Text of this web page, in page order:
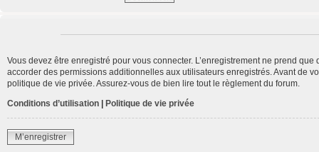
Vous devez être enregistré pour vous connecter. L’enregistrement ne prend
accorder des permissions additionnelles aux utilisateurs enregistrés. Avant de
politique de vie privée. Assurez-vous de bien lire tout le règlement du forum.
Conditions d’utilisation
Politique de vie privée
M’enregistrer